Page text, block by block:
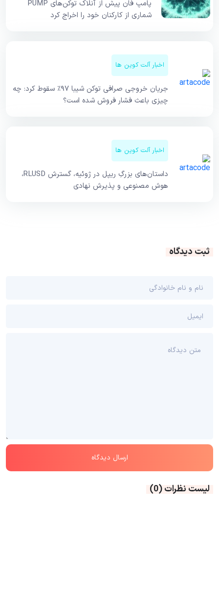
پامپ فان پیش از آنلاک توکن‌های PUMP
شماری از کارکنان خود را اخراج کرد
اخبار آلت کوین ها
جریان خروجی صرافی توکن شیبا ۹۷٪ سقوط کرد: چه
چیزی باعث فشار فروش شده است؟
اخبار آلت کوین ها
داستان‌های بزرگِ ریپل در ژوئیه، گسترش RLUSD،
هوش مصنوعی و پذیرش نهادی
ثبت دیدگاه
لیست نظرات(0)